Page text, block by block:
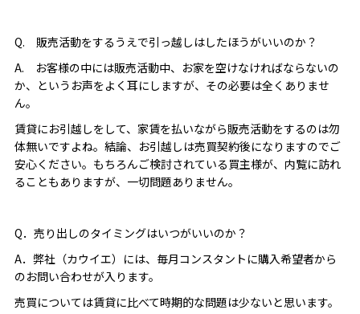
Q. 販売活動をするうえで引っ越しはしたほうがいいのか？
A. お客様の中には販売活動中、お家を空けなければならないの
か、というお声をよく耳にしますが、その必要は全くありませ
ん。
賃貸にお引越しをして、家賃を払いながら販売活動をするのは勿
体無いですよね。結論、お引越しは売買契約後になりますのでご
安心ください。もちろんご検討されている買主様が、内覧に訪れ
ることもありますが、一切問題ありません。
Q．売り出しのタイミングはいつがいいのか？
A．弊社（カウイエ）には、毎月コンスタントに購入希望者から
のお問い合わせが入ります。
売買については賃貸に比べて時期的な問題は少ないと思います。